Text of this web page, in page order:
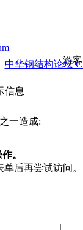
游
中华钢结构论坛
信息
一造成:
。
后再尝试访问。